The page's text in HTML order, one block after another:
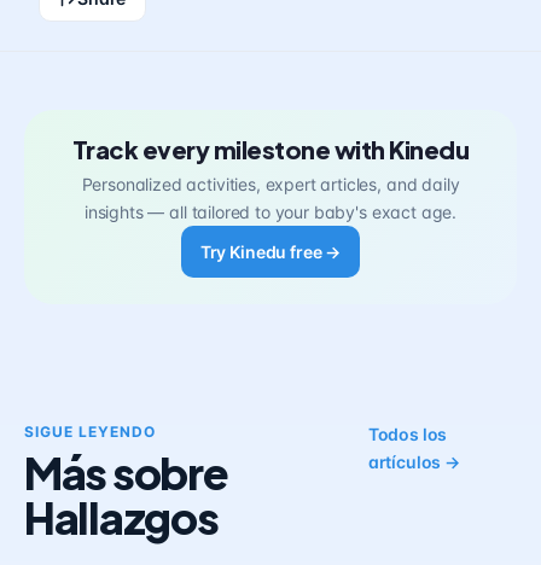
Track every milestone with Kinedu
Personalized activities, expert articles, and daily
insights — all tailored to your baby's exact age.
Try Kinedu free →
SIGUE LEYENDO
Más sobre
Hallazgos
Todos los
artículos →